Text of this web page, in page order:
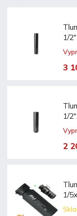
1/
3
1/
2
1/